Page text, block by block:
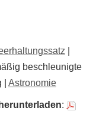
beschleunigte
Astronomie
: